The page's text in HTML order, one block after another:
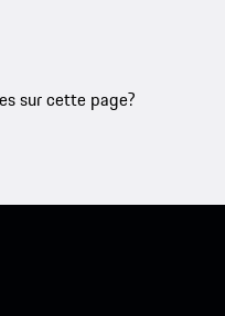
sur cette page?